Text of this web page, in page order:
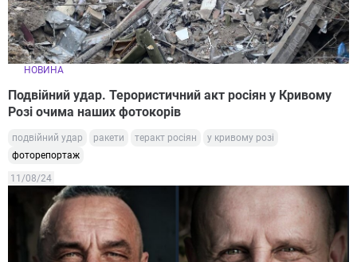
НОВИНА
Подвійний удар. Терористичний акт росіян у Кривому
Розі очима наших фотокорів
подвійний удар ракети теракт росіян
у кривому розі
фоторепортаж
11/08/24